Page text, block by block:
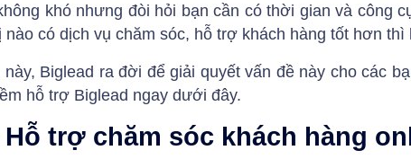
khó nhưng đòi hỏi bạn cần có thời gian và công
nào có dịch vụ chăm sóc, hỗ trợ khách hàng tốt hơn
Biglead ra đời để giải quyết vấn đề này cho các
hỗ trợ Biglead ngay dưới đây.
Hỗ trợ chăm sóc khách hàng